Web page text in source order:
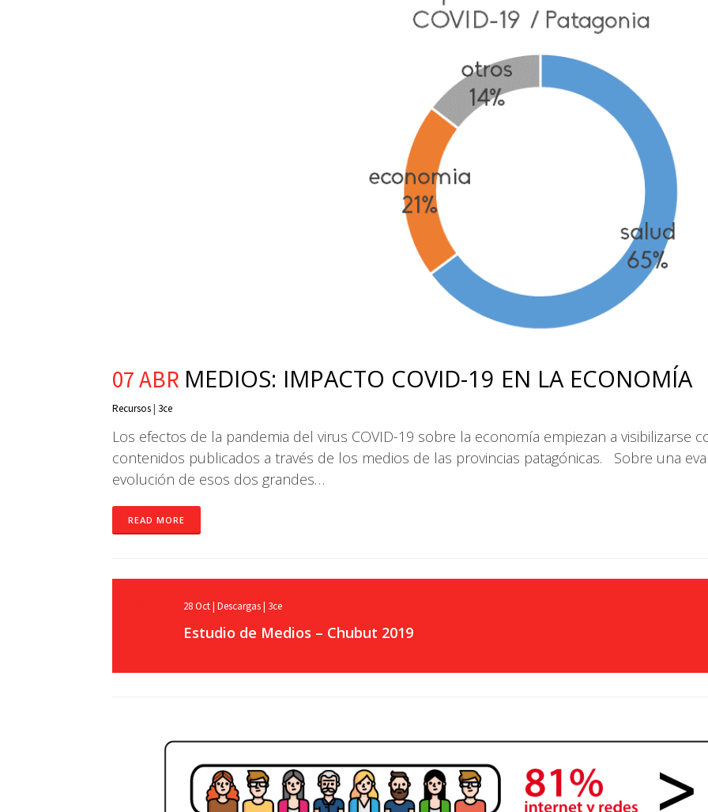
07 ABR MEDIOS: IMPACTO COVID-19 EN LA ECONOMÍA
Recursos| 3ce
Los efectos de la pandemia del virus COVID-19 sobre la economía empiezan a visibilizarse
contenidos publicados a través de los medios de las provincias patagónicas. Sobre una
evolución de esos dos grandes…
READ MORE
28Oct| Descargas| 3ce
Estudio de Medios – Chubut 2019